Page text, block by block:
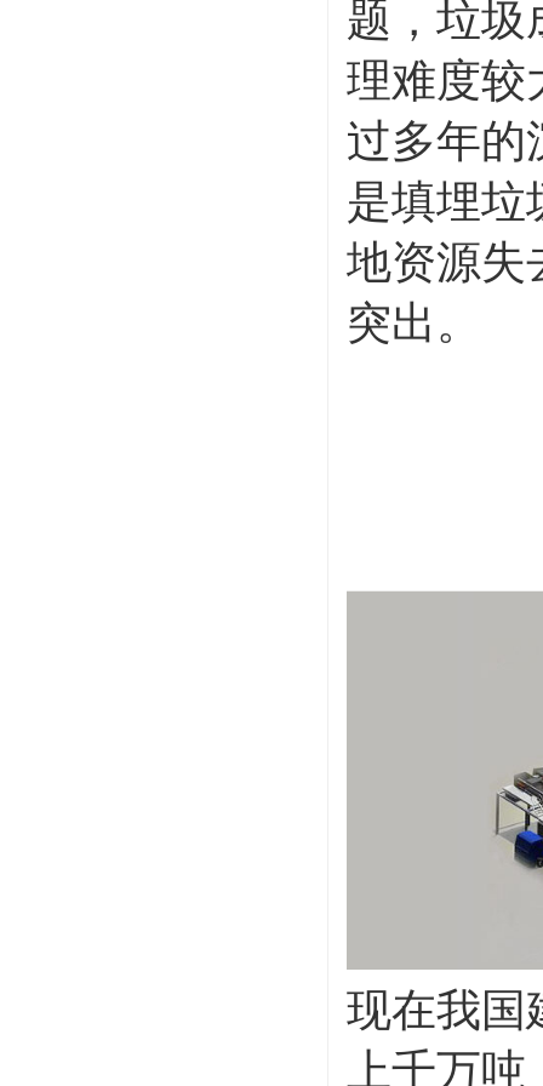
题，垃圾
理难度较
过多年的
是填埋垃
地资源失
突出。
现在我国
上千万吨